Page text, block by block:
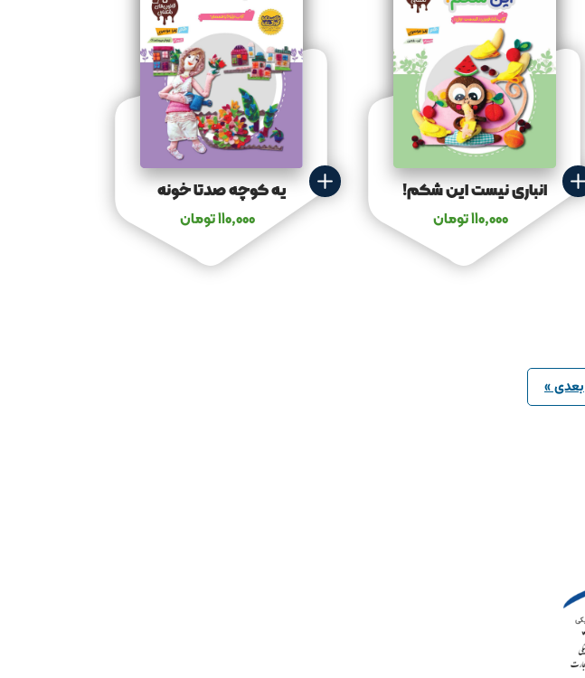
انباری نیست این شکم!
110,000تومان
یه کوچه صدتا خونه
110,000تومان
بعدی »